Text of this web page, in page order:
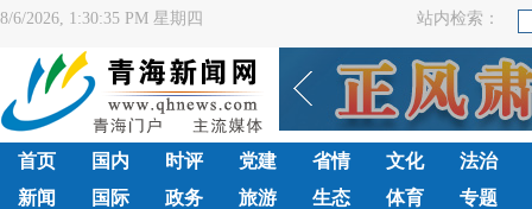
8/6/2026, 1:30:37 PM 星期四 站内检索：
首页 国内 时评 党建 省情 文化
法治
新闻
国际 政务 旅游 生态 体育 专题